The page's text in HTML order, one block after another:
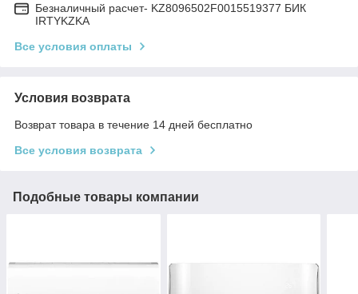
Безналичный расчет- KZ8096502F0015519377 БИК
IRTYKZKA
Все условия оплаты
Условия возврата
Возврат товара в течение 14 дней бесплатно
Все условия возврата
Подобные товары компании